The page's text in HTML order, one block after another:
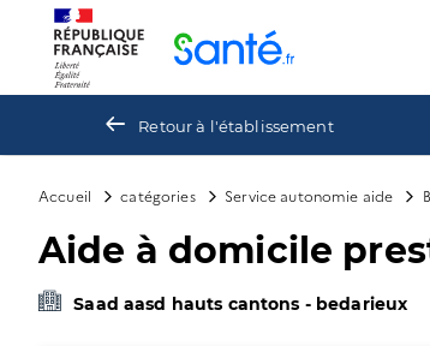
Retour à l'établissement
Accueil catégories Service autonomie aide
Aide à domicile
Saad aasd hauts cantons - bedarieux
Panneau de gestion des cookies